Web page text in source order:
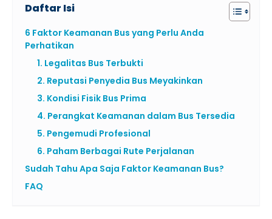
Daftar Isi
6 Faktor Keamanan Bus yang Perlu Anda
Perhatikan
1. Legalitas Bus Terbukti
2. Reputasi Penyedia Bus Meyakinkan
3. Kondisi Fisik Bus Prima
4. Perangkat Keamanan dalam Bus Tersedia
5. Pengemudi Profesional
6. Paham Berbagai Rute Perjalanan
Sudah Tahu Apa Saja Faktor Keamanan Bus?
FAQ